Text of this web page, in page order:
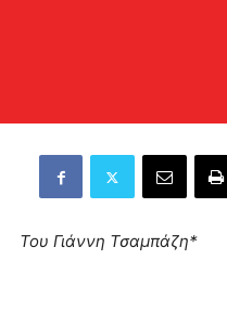
Του Γιάννη Τσαμπάζη*